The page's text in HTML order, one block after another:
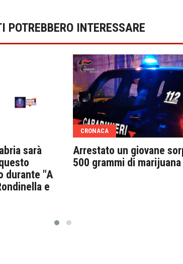
POTREBBERO INTERESSARE
sarà
durante "A
e
CRONACA
Arrestato un giovane
500 grammi di marijuana